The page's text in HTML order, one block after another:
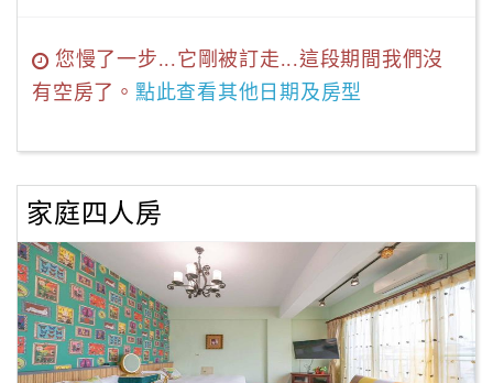
您慢了一步...它剛被訂走...這段期間我們沒
有空房了。 點此查看其他日期及房型
家庭四人房